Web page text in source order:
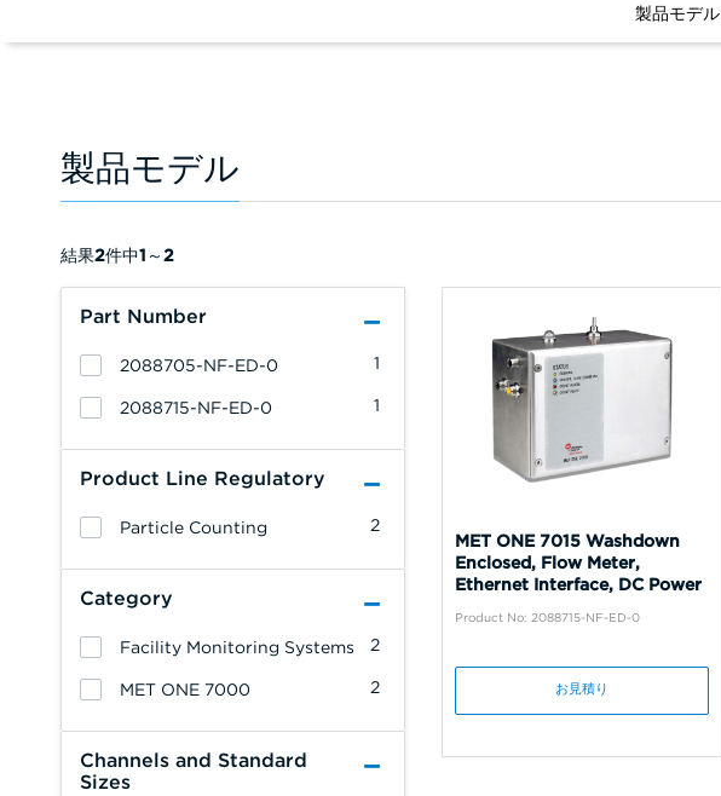
製品モデル
製品モデル
Part Number
1
2088705-NF-ED-0
1
2088715-NF-ED-0
Product Line Regulatory
2
Particle Counting
Category
2
Facility Monitoring Systems
2
MET ONE 7000
Channels and Standard
Sizes
結果2件中1 ～2
MET ONE 7015 Washdown
Enclosed, Flow Meter,
Ethernet Interface, DC Power
Product No: 2088715-NF-ED-0
お見積り